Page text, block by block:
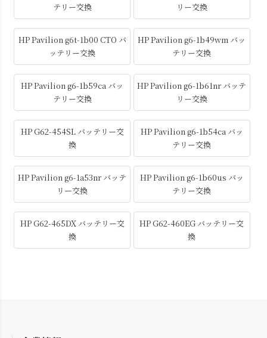
テリー交換
リー交換
HP Pavilion g6t-1b00 CTO バ
ッテリー交換
HP Pavilion g6-1b49wm バッ
テリー交換
HP Pavilion g6-1b59ca バッ
テリー交換
HP Pavilion g6-1b61nr バッテ
リー交換
HP G62-454SL バッテリー交
換
HP Pavilion g6-1b54ca バッ
テリー交換
HP Pavilion g6-1a53nr バッテ
リー交換
HP Pavilion g6-1b60us バッ
テリー交換
HP G62-465DX バッテリー交
換
HP G62-460EG バッテリー交
換